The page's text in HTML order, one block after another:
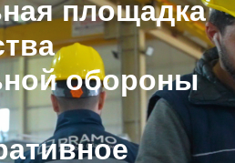
площадка
обороны